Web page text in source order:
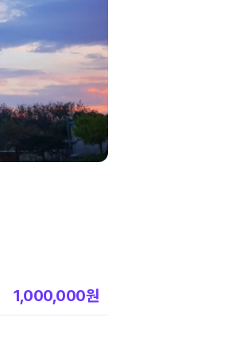
1,000,000원